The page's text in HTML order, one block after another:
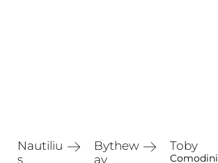
Nautiliu
s
Bythew
ay
Toby
Comodini